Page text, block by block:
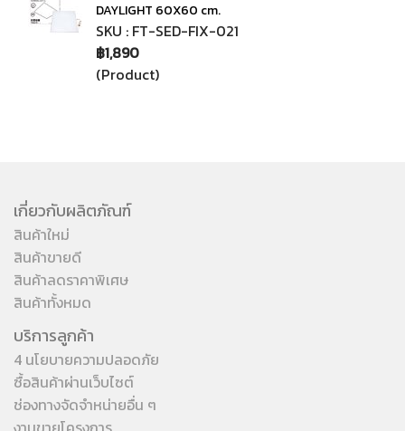
DAYLIGHT 60X60 cm.
SKU : FT-SED-FIX-021
฿1,890
(Product)
เกี่ยวกับผลิตภัณฑ์
สินค้าใหม่
สินค้าขายดี
สินค้าลดราคาพิเศษ
สินค้าทั้งหมด
บริการลูกค้า
4 นโยบายความปลอดภัย
ซื้อสินค้าผ่านเว็บไซต์
ช่องทางจัดจำหน่ายอื่น ๆ